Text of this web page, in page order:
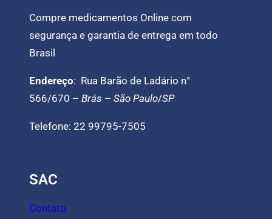
Compre medicamentos Online com
segurança e garantia de entrega em todo
Brasil
Endereço: Rua Barão de Ladário n°
566/670 – Brás – São Paulo/SP
Telefone: 22 99795-7505
SAC
Contato